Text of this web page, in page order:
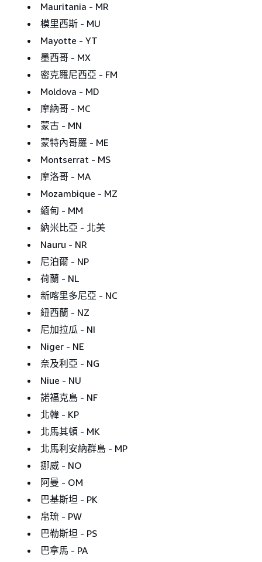
Mauritania - MR
模里西斯 - MU
Mayotte - YT
墨西哥 - MX
密克羅尼西亞 - FM
Moldova - MD
摩納哥 - MC
蒙古 - MN
蒙特內哥羅 - ME
Montserrat - MS
摩洛哥 - MA
Mozambique - MZ
緬甸 - MM
納米比亞 - 北美
Nauru - NR
尼泊爾 - NP
荷蘭 - NL
新喀里多尼亞 - NC
紐西蘭 - NZ
尼加拉瓜 - NI
Niger - NE
奈及利亞 - NG
Niue - NU
諾福克島 - NF
北韓 - KP
北馬其頓 - MK
北馬利安納群島 - MP
挪威 - NO
阿曼 - OM
巴基斯坦 - PK
帛琉 - PW
巴勒斯坦 - PS
巴拿馬 - PA